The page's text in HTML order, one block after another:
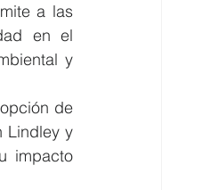
a las
en el
y
de
Lindley y
impacto